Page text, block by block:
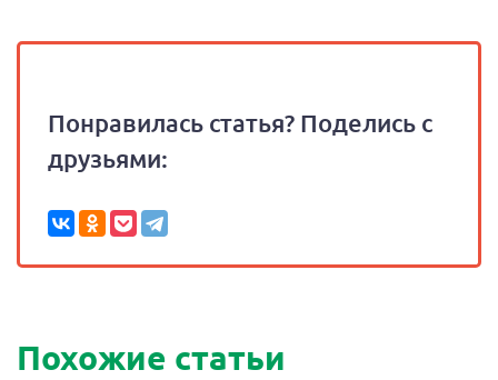
Понравилась статья? Поделись с
друзьями:
Похожие статьи